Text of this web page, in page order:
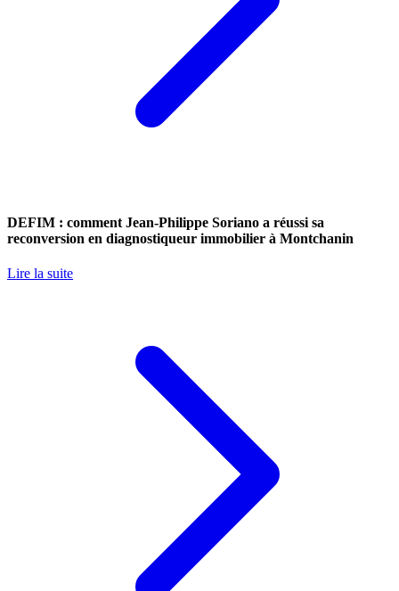
DEFIM : comment Jean-Philippe Soriano a réussi sa
reconversion en diagnostiqueur immobilier à Montchanin
Lire la suite